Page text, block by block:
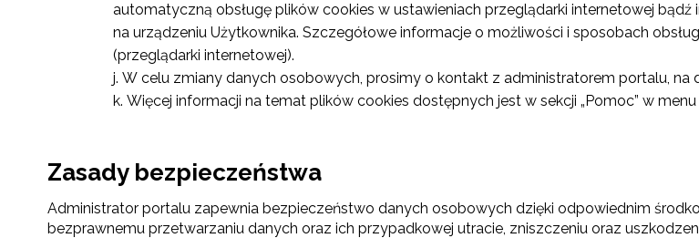
automatyczną obsługę plików cookies w ustawieniach przeglądarki internetowej
na urządzeniu Użytkownika. Szczegółowe informacje o możliwości i sposobach
(przeglądarki internetowej).
W celu zmiany danych osobowych, prosimy o kontakt z administratorem portalu, na
Więcej informacji na temat plików cookies dostępnych jest w sekcji „Pomoc” w
Zasady bezpieczeństwa
Administrator portalu zapewnia bezpieczeństwo danych osobowych dzięki odpowiednim
bezprawnemu przetwarzaniu danych oraz ich przypadkowej utracie, zniszczeniu oraz